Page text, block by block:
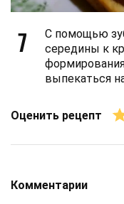
7
С помощью
середины к
выпекаться
Оценить рецепт
Комментарии